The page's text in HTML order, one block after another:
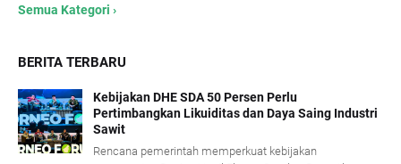
Semua Kategori ›
BERITA TERBARU
Kebijakan DHE SDA 50 Persen Perlu
Pertimbangkan Likuiditas dan Daya Saing Industri
Sawit
Rencana pemerintah memperkuat kebijakan